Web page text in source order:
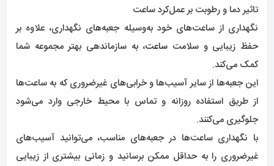
تاثیر دما و رطوبت بر عمل‌کرد ساعت
نگهداری از ساعت‌های خود به‌وسیله جعبه‌های نگهداری، علاوه بر
حفظ زیبایی و سلامت ساعت، به سازماندهی بهتر مجموعه شما
کمک می‌کند.
این جعبه‌ها از سایر آسیب‌ها و خرابی‌های غیرضروری که به ساعت‌ها
از طریق استفاده روزانه و تماس با محیط خارجی وارد می‌شود
جلوگیری می‌کنند.
با نگهداری ساعت‌ها در جعبه‌های مناسب، می‌توانید آسیب‌های
غیرضروری را به حداقل ممکن برسانید و زمانی بیشتری از زیبایی